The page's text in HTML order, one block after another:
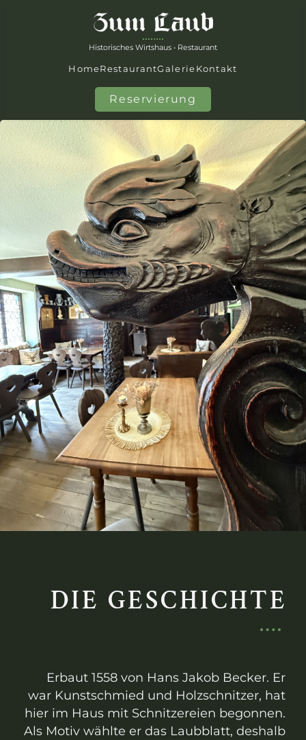
Historisches Wirtshaus • Restaurant
HomeRestaurantGalerieKontakt
Reservierung
DIE GESCHICHTE
Erbaut 1558 von Hans Jakob Becker. Er
war Kunstschmied und Holzschnitzer, hat
hier im Haus mit Schnitzereien begonnen.
Als Motiv wählte er das Laubblatt, deshalb